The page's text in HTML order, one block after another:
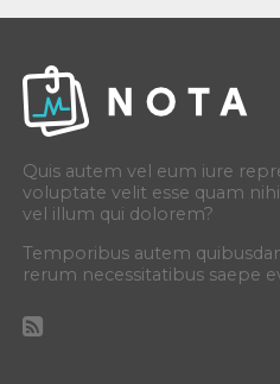
Quis autem vel eum iure
voluptate velit esse quam
vel illum qui dolorem?
Temporibus autem
rerum necessitatibus saepe